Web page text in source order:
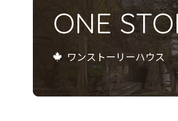
モデルハウ
インフォ
施工例
お客様の声
ONE
ワンストーリーハウス